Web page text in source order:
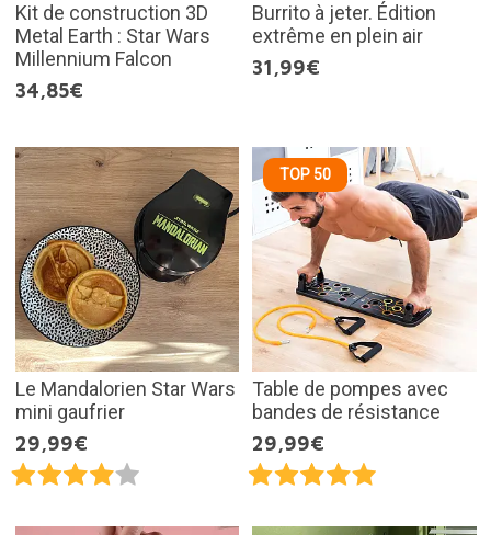
Kit de construction 3D
Metal Earth : Star Wars
Millennium Falcon
34,85€
Burrito à jeter. Édition
extrême en plein air
31,99€
Le Mandalorien Star Wars
mini gaufrier
29,99€
TOP 50
Table de pompes avec
bandes de résistance
29,99€